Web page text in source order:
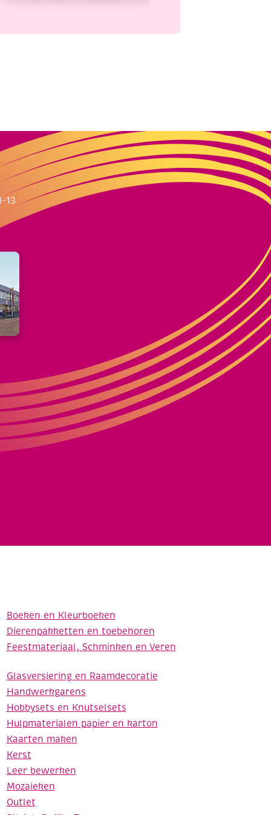
13
Boeken en Kleurboeken
Dierenpakketten en toebehoren
Feestmateriaal, Schminken en Veren
Glasversiering en Raamdecoratie
Handwerkgarens
Hobbysets en Knutselsets
Hulpmaterialen papier en karton
Kaarten maken
Kerst
Leer bewerken
Mozaieken
Outlet